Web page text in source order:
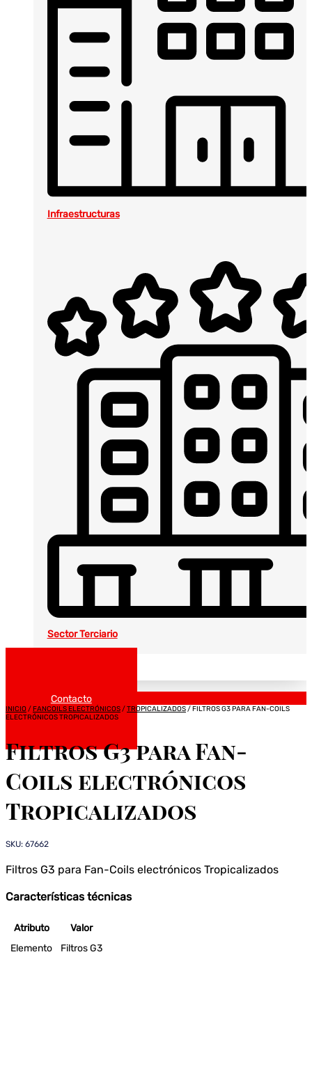
Infraestructuras
Sector Terciario
Contacto
INICIO/FANCOILS ELECTRÓNICOS/TROPICALIZADOS/ FILTROS G3 PARA FAN-COILS
ELECTRÓNICOS TROPICALIZADOS
Filtros G3 para Fan-
Coils electrónicos
Tropicalizados
SKU: 67662
Filtros G3 para Fan-Coils electrónicos Tropicalizados
Características técnicas
Atributo
Valor
Elemento
Filtros G3